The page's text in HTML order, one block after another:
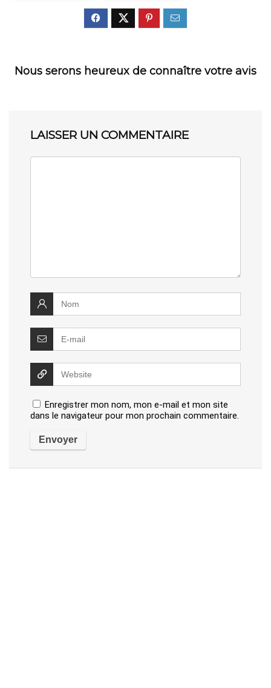
Nous serons heureux de connaître votre avis
LAISSER UN COMMENTAIRE
Enregistrer mon nom, mon e-mail et mon site
dans le navigateur pour mon prochain commentaire.